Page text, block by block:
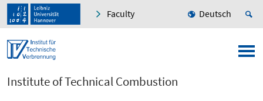
Faculty Deutsch
Institute of Technical Combustion